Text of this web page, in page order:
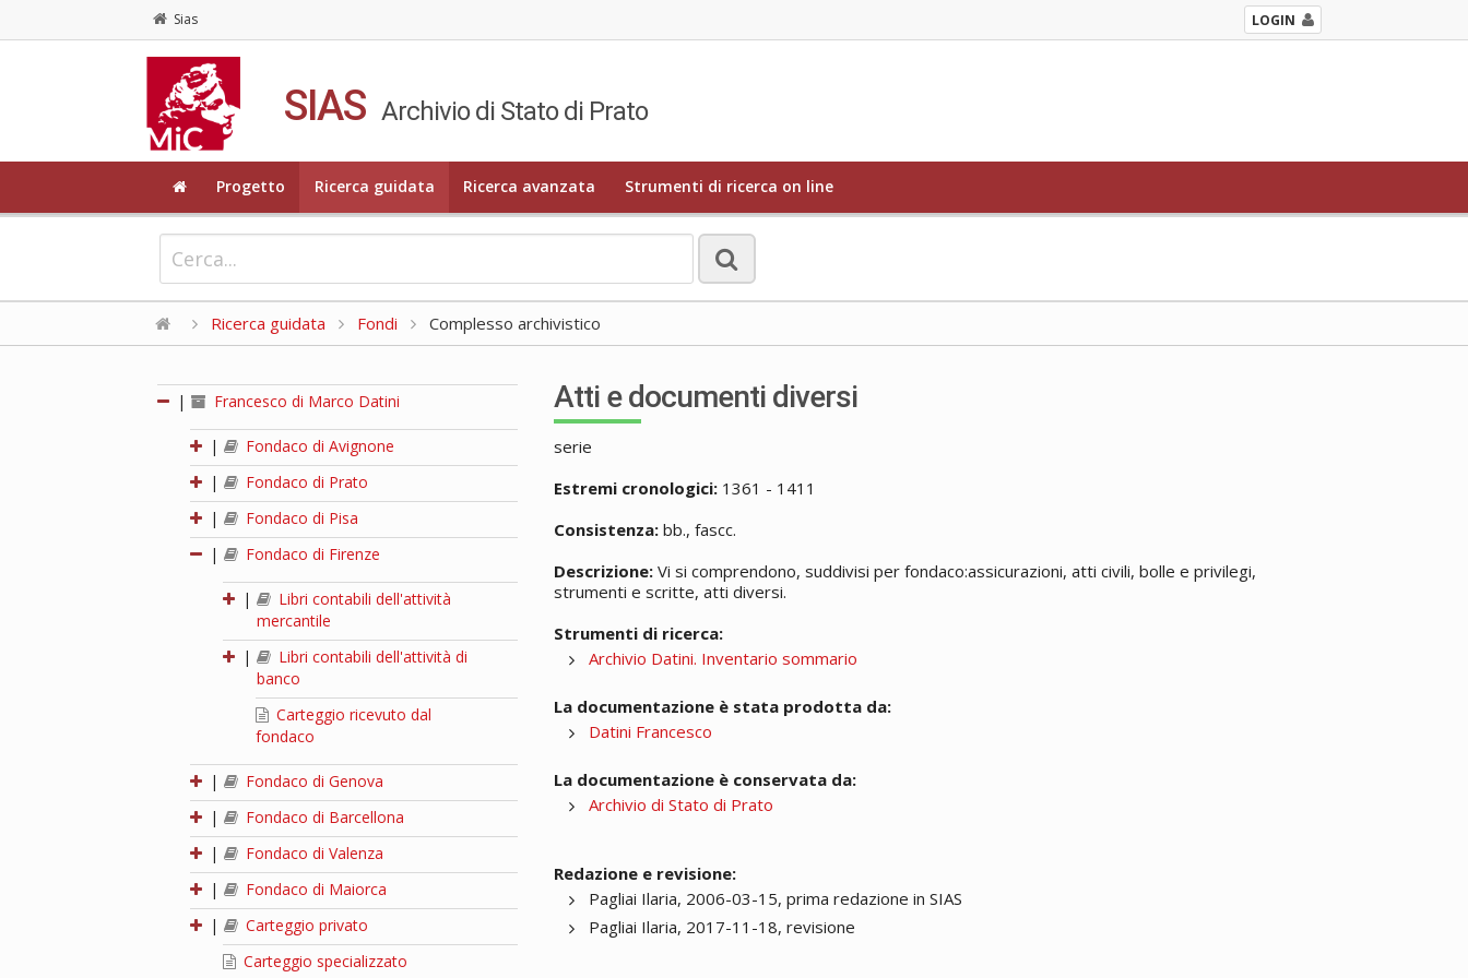
Sias LOGIN
SIAS Archivio di Stato di Prato
Progetto Ricerca guidata Ricerca avanzata Strumenti di ricerca on line
Ricerca guidata Fondi Complesso archivistico
| Francesco di Marco Datini
|
Fondaco di Avignone
|
Fondaco di Prato
|
Fondaco di Pisa
|
Fondaco di Firenze
|
Libri contabili dell'attività
mercantile
|
Libri contabili dell'attività di
banco
Carteggio ricevuto dal
fondaco
|
Fondaco di Genova
|
Fondaco di Barcellona
|
Fondaco di Valenza
|
Fondaco di Maiorca
|
Carteggio privato
Carteggio specializzato
Atti e documenti diversi
serie
Estremi cronologici: 1361 - 1411
Consistenza: bb., fascc.
Descrizione: Vi si comprendono, suddivisi per fondaco:assicurazioni, atti civili, bolle e privilegi,
strumenti e scritte, atti diversi.
Strumenti di ricerca:
Archivio Datini. Inventario sommario
La documentazione è stata prodotta da:
Datini Francesco
La documentazione è conservata da:
Archivio di Stato di Prato
Redazione e revisione:
Pagliai Ilaria, 2006-03-15, prima redazione in SIAS
Pagliai Ilaria, 2017-11-18, revisione